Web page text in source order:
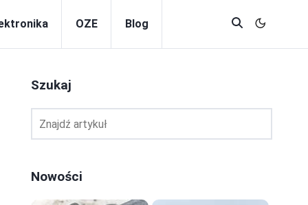
OZE Blog
Szukaj
Nowości